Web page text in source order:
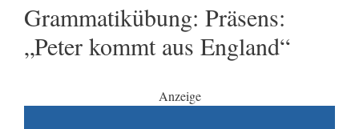
Grammatikübung: Präsens:
„Peter kommt aus England“
Anzeige